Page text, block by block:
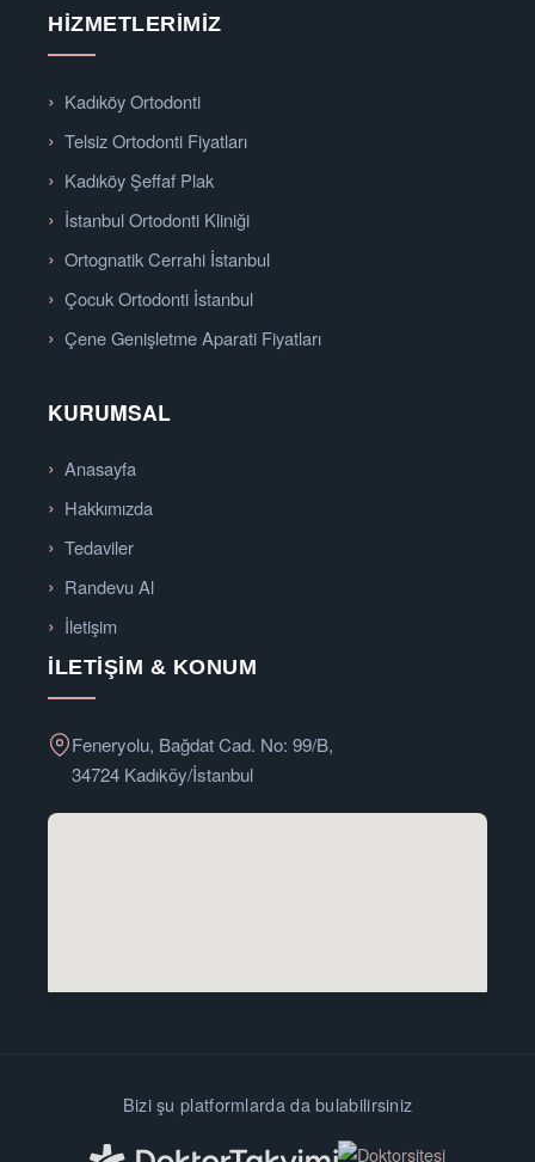
HIZMETLERIMIZ
Kadıköy Ortodonti
Telsiz Ortodonti Fiyatları
Kadıköy Şeffaf Plak
İstanbul Ortodonti Kliniği
Ortognatik Cerrahi İstanbul
Çocuk Ortodonti İstanbul
Çene Genişletme Aparati Fiyatları
KURUMSAL
Anasayfa
Hakkımızda
Tedaviler
Randevu Al
İletişim
İLETIŞIM & KONUM
Feneryolu, Bağdat Cad. No: 99/B,
34724 Kadıköy/İstanbul
Bizi şu platformlarda da bulabilirsiniz